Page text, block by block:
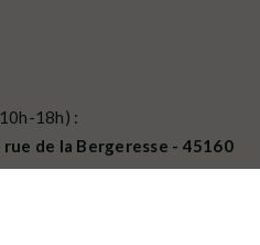
18h) :
de la Bergeresse - 45160